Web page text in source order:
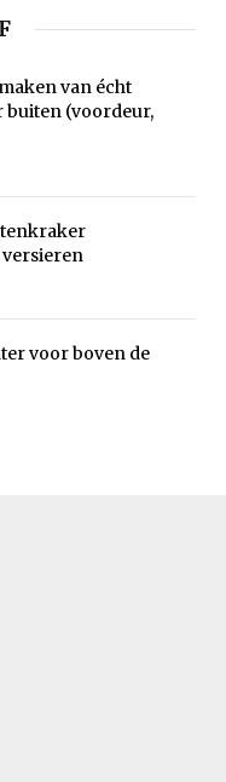
van écht
(voordeur,
voor boven de